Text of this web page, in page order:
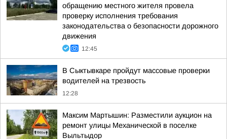
обращению местного жителя провела
проверку исполнения требования
законодательства о безопасности дорожного
движения
12:45
В Сыктывкаре пройдут массовые проверки
водителей на трезвость
12:28
Максим Мартышин: Разместили аукцион на
ремонт улицы Механической в поселке
Выльтыдор